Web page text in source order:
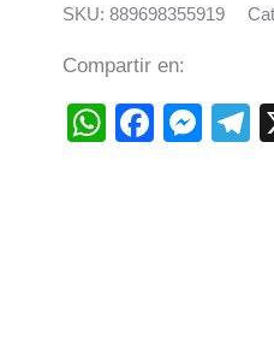
SKU: 889698355919
Compartir en: